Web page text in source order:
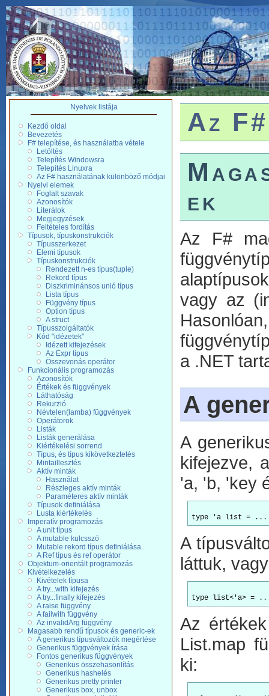
Nyelvek listája
Kezdő oldal
Bevezetés
F# telepítése, és használatba vétele
Letöltés
Telepítés Windowsra
Telepítés Linuxra
Az F# használatának különböző módjai
Nyelvi elemek
Foglalt szavak
Azonosítók
Literálok
Megjegyzések
Feltételes fordítás
Típusok, típuskonstrukciók
Típusszerkezet
Elemi típusok
Típuskonstrukciók
Rendezett n-es típus(tuple)
Rekord típus
Diszkriminánsos unió típus
Lista típus
Függvény típus
Option típus
A struct
Típusszolgáltatók
Kód "idézetek"
Idézett kifejezések
Az Expr típus
Összevonás operátor
Funkcionális programozás
Azonosítók
Értékek és függvények
Láthatóság
Rekurzió
Névtelen(lamba) függvények
Operátorok
Listák
Listák generálása
Kiértékelési sorrend
Típus, és típus kikövetkeztetés
Mintaillesztés
Aktív minták
Használat
Részleges aktív minták
Paraméteres aktív minták
Típusok definiálása
Lusta kiértékelés
Imperatív programozás
A unit típus
A mutable kulcsszó
Mutable rekord típus definiálása
A Ref típus és ref operátor
Objektum-orientált programozás
Kivételkezelés
Kivételek típusa
A try...with kifejezés
A try...finally kifejezés
A raise függvény
A failwith függvény
Az invalidArg függvény
Magasabb rendű típusok és generic-ek
A generikus típusváltozók megértése
Generikus függvények írása
Fontos generikus függvények
Generikus összehasonlítás
Generikus hashelés
Generikus pretty printer
Generikus box, unbox
Az
ek
Az F#
vagy az
a .NET
A
A
kifejezve,
'a, 'b, 'key
A
láttuk,
Az
List.map
ki: